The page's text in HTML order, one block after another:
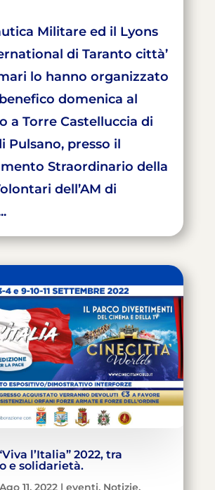
Militare ed il Lyons
di Taranto città’
lo hanno organizzato
domenica al
a Torre Castelluccia di
Pulsano, presso il
Straordinario della
dell’AM di
l’Italia” 2022, tra
e solidarietà.
Ago 11, 2022| eventi, Notizie,